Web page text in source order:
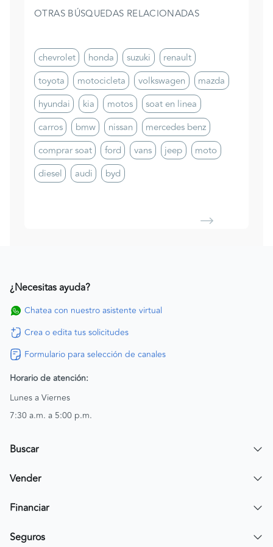
OTRAS BÚSQUEDAS RELACIONADAS
chevrolet honda suzuki
renault
toyota
motocicleta volkswagen
mazda
hyundai
kia motos
soat en linea
carros
bmw nissan
mercedes benz
comprar soat
ford vans jeep
moto
diesel
audi byd
¿Necesitas ayuda?
Chatea con nuestro asistente virtual
Crea o edita tus solicitudes
Formulario para selección de canales
Horario de atención:
Lunes a Viernes
7:30 a.m. a 5:00 p.m.
Buscar
Encuentra un carro
Vender
Publicar mi vehículo
Financiar
Simular crédito
Seguros